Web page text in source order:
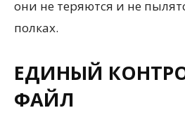
они не теряются и не
полках.
ЕДИНЫЙ
ФАЙЛ